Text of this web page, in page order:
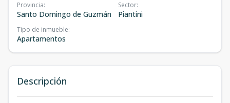
Provincia:
Santo Domingo de Guzmán
Sector:
Piantini
Tipo de inmueble:
Apartamentos
Descripción